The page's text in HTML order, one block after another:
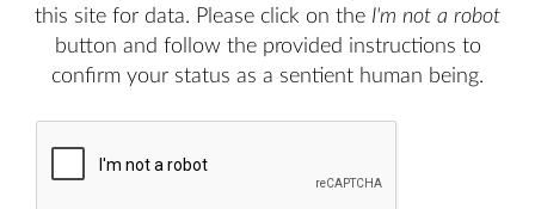
this site for data. Please click on the I'm not a robot
button and follow the provided instructions to
confirm your status as a sentient human being.